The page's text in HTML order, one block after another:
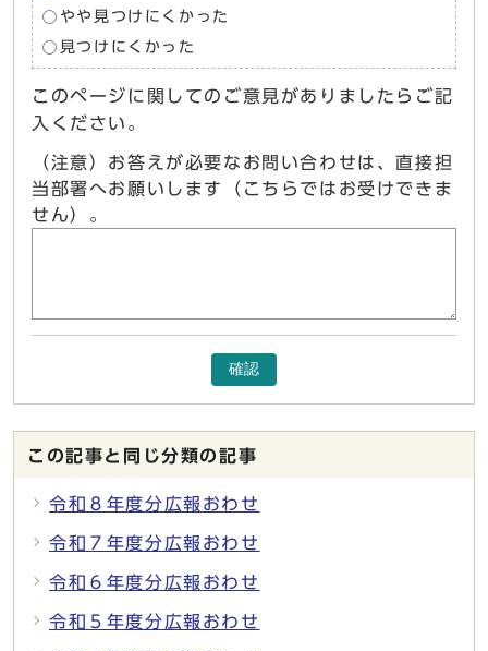
やや見つけにくかった
見つけにくかった
このページに関してのご意見がありましたらご記
入ください。
（注意）お答えが必要なお問い合わせは、直接担
当部署へお願いします（こちらではお受けできま
せん）。
確認
この記事と同じ分類の記事
令和８年度分広報おわせ
令和７年度分広報おわせ
令和６年度分広報おわせ
令和５年度分広報おわせ